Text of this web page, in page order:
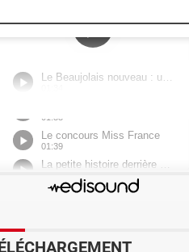
abonnements s'envolent